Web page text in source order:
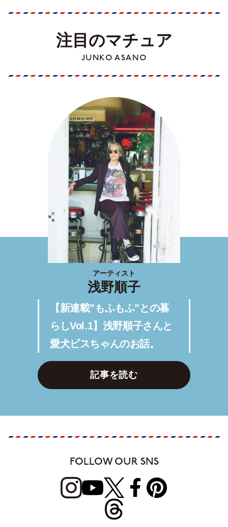
注目のマチュア
JUNKO ASANO
アーティスト
浅野順子
【新連載”もふもふ”との暮
らしVol.1】浅野順子さんと
愛犬ビスちゃんのお話。
記事を読む
FOLLOW OUR SNS